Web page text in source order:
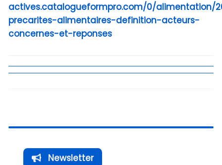
actives.catalogueformpro.com/0/alimentation/
precarites-alimentaires-definition-acteurs-
concernes-et-reponses
Newsletter